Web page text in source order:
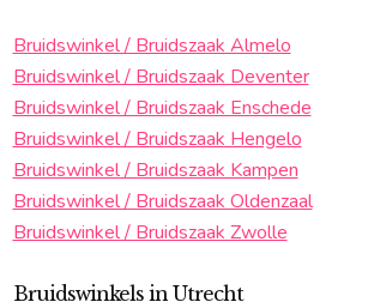
Bruidswinkel / Bruidszaak Almelo
Bruidswinkel / Bruidszaak Deventer
Bruidswinkel / Bruidszaak Enschede
Bruidswinkel / Bruidszaak Hengelo
Bruidswinkel / Bruidszaak Kampen
Bruidswinkel / Bruidszaak Oldenzaal
Bruidswinkel / Bruidszaak Zwolle
Bruidswinkels in Utrecht